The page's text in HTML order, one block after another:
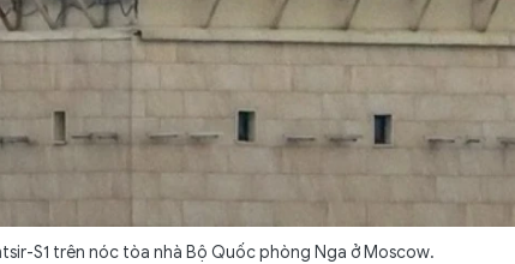
S1 trên nóc tòa nhà Bộ Quốc phòng Nga ở Moscow.